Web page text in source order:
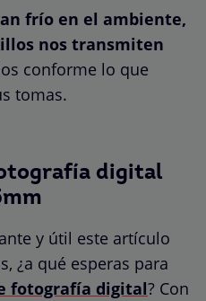
frío en el ambiente,
nos transmiten
conforme lo que
tomas.
digital
y útil este artículo
¿a qué esperas para
fotografía digital? Con